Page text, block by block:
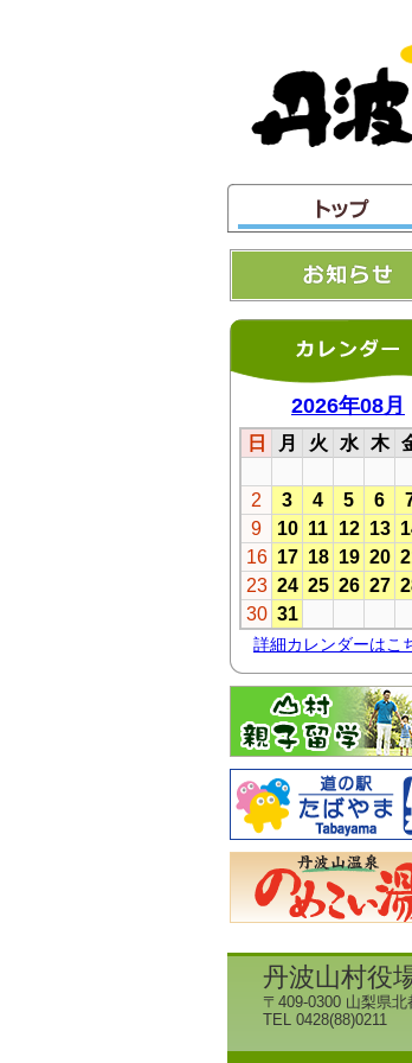
ャ
ン
プ
丹波山村役
〒409-0300 山梨県
TEL 0428(88)0211